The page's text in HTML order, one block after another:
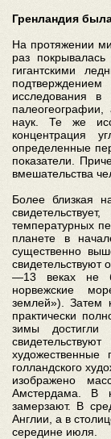
Гренландия
На протяжении
раз
гигантскими
исследования в
наук. Те же
концентрация
определенные
показатели.
вмешательства
Более близкая
температурных
планете в
существенно
свидетельствуют
—13 веках не
норвежские
землей»). Затем
практически
зимы достигли
художественные
голландского
изображено
Амстердама. В
замерзают. В
Англии, а в
середине июля.